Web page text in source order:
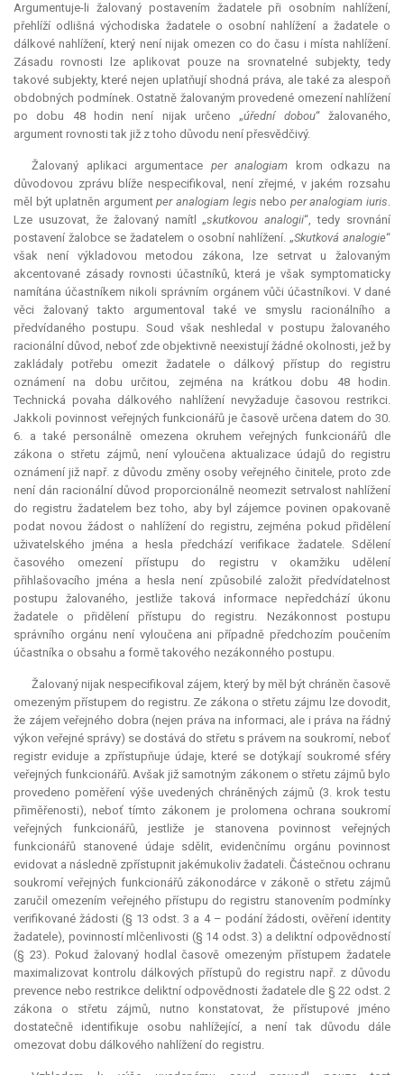
Argumentuje-li žalovaný postavením žadatele při osobním nahlížení,
přehlíží odlišná východiska žadatele o osobní nahlížení a žadatele o
dálkové nahlížení, který není nijak omezen co do času i místa nahlížení.
Zásadu rovnosti lze aplikovat pouze na srovnatelné subjekty, tedy
takové subjekty, které nejen uplatňují shodná práva, ale také za alespoň
obdobných podmínek. Ostatně žalovaným provedené omezení nahlížení
po dobu 48 hodin není nijak určeno „úřední dobou“ žalovaného,
argument rovnosti tak již z toho důvodu není přesvědčivý.
Žalovaný aplikaci argumentace per analogiam
krom odkazu na
důvodovou zprávu blíže nespecifikoval, není zřejmé, v jakém rozsahu
měl být uplatněn argumentper analogiam legisnebo per analogiam iuris.
Lze usuzovat, že žalovaný namítl „skutkovou analogii“, tedy srovnání
postavení žalobce se žadatelem o osobní nahlížení. „Skutková analogie“
však není výkladovou metodou zákona, lze setrvat u žalovaným
akcentované zásady rovnosti účastníků, která je však symptomaticky
namítána účastníkem nikoli správním orgánem vůči účastníkovi. V dané
věci žalovaný takto argumentoval také ve smyslu racionálního a
předvídaného postupu. Soud však neshledal v postupu žalovaného
racionální důvod, neboť zde objektivně neexistují žádné okolnosti, jež by
zakládaly potřebu omezit žadatele o dálkový přístup do registru
oznámení na dobu určitou, zejména na krátkou dobu 48 hodin.
Technická povaha dálkového nahlížení nevyžaduje časovou restrikci.
Jakkoli povinnost veřejných funkcionářů je časově určena datem do 30.
6. a také personálně omezena okruhem veřejných funkcionářů dle
zákona o střetu zájmů, není vyloučena aktualizace údajů do registru
oznámení již např. z důvodu změny osoby veřejného činitele, proto zde
není dán racionální důvod proporcionálně neomezit setrvalost nahlížení
do registru žadatelem bez toho, aby byl zájemce povinen opakovaně
podat novou žádost o nahlížení do registru, zejména pokud přidělení
uživatelského jména a hesla předcházíverifikace žadatele. Sdělení
časového omezení přístupu do registru v okamžiku udělení
přihlašovacího jména a hesla není způsobilé založit předvídatelnost
postupu žalovaného, jestliže taková informace nepředchází úkonu
žadatele o přidělení přístupu do registru. Nezákonnost postupu
správního orgánu není vyloučena ani případně předchozím poučením
účastníka o obsahu a formě takového nezákonného postupu.
Žalovaný nijak nespecifikoval zájem, který by měl být chráněn časově
omezeným přístupem do registru. Ze zákona o střetu zájmu lze dovodit,
že zájem veřejného dobra (nejen práva na informaci, ale i práva na řádný
výkon veřejné správy) se dostává do střetu s právem na soukromí, neboť
registr eviduje a zpřístupňuje údaje, které se dotýkají soukromé sféry
veřejných funkcionářů. Avšak již samotným zákonem o střetu zájmů bylo
provedeno poměření výše uvedených chráněných zájmů (3. krok testu
přiměřenosti), neboť tímto zákonem je prolomena ochrana soukromí
veřejných funkcionářů, jestliže je stanovena povinnost veřejných
funkcionářů stanovené údaje sdělit, evidenčnímu orgánu povinnost
evidovat a následně zpřístupnit jakémukoliv žadateli. Částečnou ochranu
soukromí veřejných funkcionářů zákonodárce v zákoně o střetu zájmů
zaručil omezením veřejného přístupu do registru stanovením podmínky
verifikované žádosti (§ 13 odst. 3 a 4 – podání žádosti, ověření identity
žadatele), povinností mlčenlivosti (§ 14 odst. 3) a deliktní odpovědností
(§ 23). Pokud žalovaný hodlal časově omezeným přístupem žadatele
maximalizovat kontrolu dálkových přístupů do registru např. z důvodu
prevence nebo restrikce deliktní odpovědnosti žadatele dle § 22 odst. 2
zákona o střetu zájmů, nutno konstatovat, že přístupové jméno
dostatečně identifikuje osobu nahlížející, a není tak důvodu dále
omezovat dobu dálkového nahlížení do registru.